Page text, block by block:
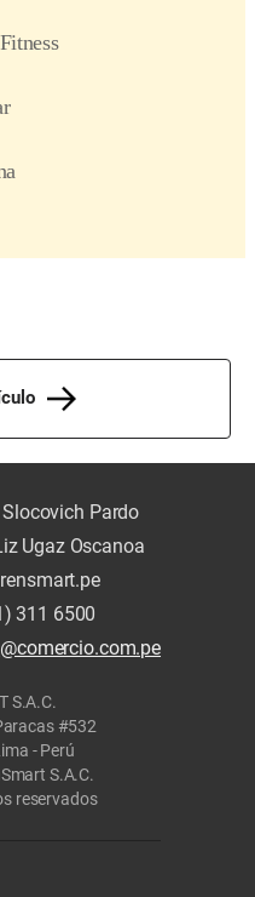
Pardo
Ugaz Oscanoa
311 6500
S.A.C.
#532
- Perú
S.A.C.
reservados